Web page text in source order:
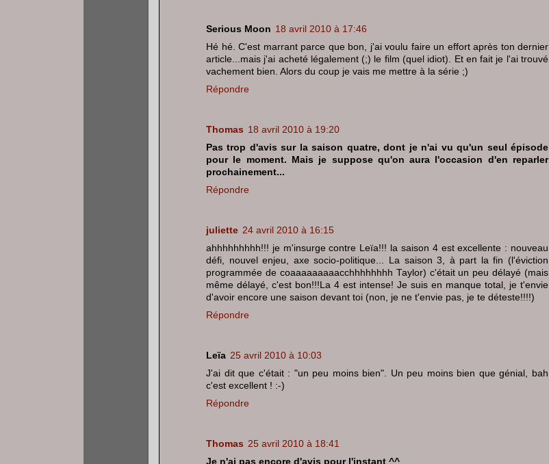
Serious Moon 18 avril 2010 à 17:46
Hé hé. C'est marrant parce que bon, j'ai voulu faire un effort après ton dernier
article...mais j'ai acheté légalement (;) le film (quel idiot). Et en fait je l'ai trouvé
vachement bien. Alors du coup je vais me mettre à la série ;)
Répondre
Thomas 18 avril 2010 à 19:20
Pas trop d'avis sur la saison quatre, dont je n'ai vu qu'un seul épisode
pour le moment. Mais je suppose qu'on aura l'occasion d'en reparler
prochainement...
Répondre
juliette 24 avril 2010 à 16:15
ahhhhhhhhh!!! je m'insurge contre Leïa!!! la saison 4 est excellente : nouveau
défi, nouvel enjeu, axe socio-politique... La saison 3, à part la fin (l'éviction
programmée de coaaaaaaaaacchhhhhhhh Taylor) c'était un peu délayé (mais
même délayé, c'est bon!!!La 4 est intense! Je suis en manque total, je t'envie
d'avoir encore une saison devant toi (non, je ne t'envie pas, je te déteste!!!!)
Répondre
Leïa 25 avril 2010 à 10:03
J'ai dit que c'était : "un peu moins bien". Un peu moins bien que génial, bah
c'est excellent ! :-)
Répondre
Thomas 25 avril 2010 à 18:41
Je n'ai pas encore d'avis pour l'instant ^^